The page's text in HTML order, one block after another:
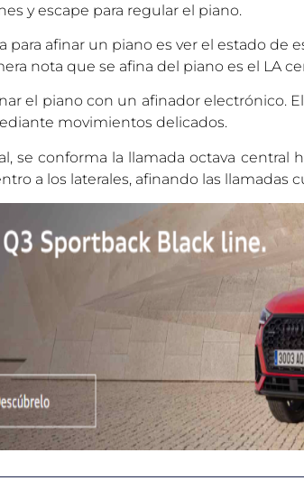
y escape para regular el piano.
para afinar un piano es ver el estado
nota que se afina del piano es el LA
el piano con un afinador electrónico.
movimientos delicados.
se conforma la llamada octava
a los laterales, afinando las llamadas